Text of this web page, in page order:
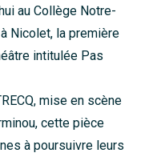
au Collège Notre-
Nicolet, la première
intitulée Pas
mise en scène
cette pièce
à poursuivre leurs